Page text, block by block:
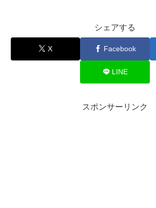
シェアする
X Facebook
LINE
スポンサーリンク